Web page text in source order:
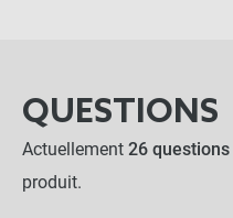
QUESTIONS
Actuellement 26 questions
produit.